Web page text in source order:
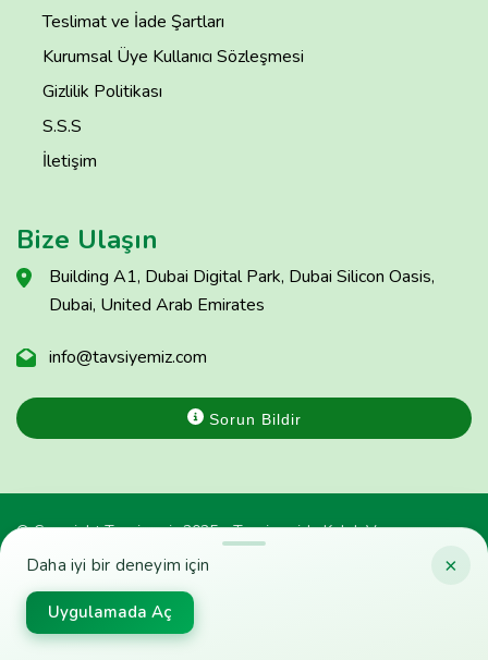
×
Daha iyi bir deneyim için
Uygulamada Aç
Teslimat ve İade Şartları
Kurumsal Üye Kullanıcı Sözleşmesi
Gizlilik Politikası
S.S.S
İletişim
Bize Ulaşın
Building A1, Dubai Digital Park, Dubai Silicon Oasis,
Dubai, United Arab Emirates
info@tavsiyemiz.com
Sorun Bildir
© Copyright Tavsiyemiz 2025 - Tavsiyemiz'e Kulak Ver